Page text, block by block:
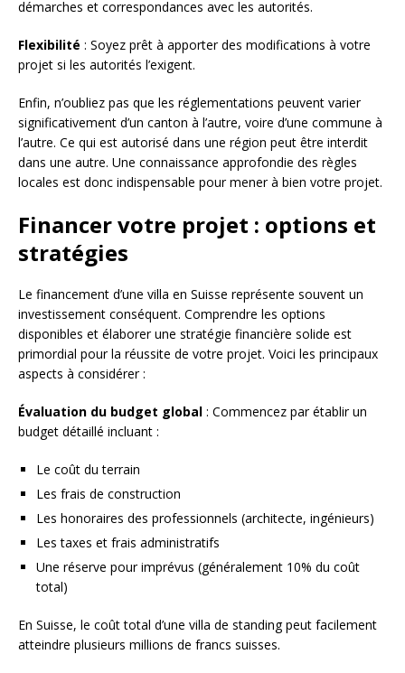
démarches et correspondances avec les autorités.
Flexibilité : Soyez prêt à apporter des modifications à votre
projet si les autorités l’exigent.
Enfin, n’oubliez pas que les réglementations peuvent varier
significativement d’un canton à l’autre, voire d’une commune à
l’autre. Ce qui est autorisé dans une région peut être interdit
dans une autre. Une connaissance approfondie des règles
locales est donc indispensable pour mener à bien votre projet.
Financer votre projet : options et
stratégies
Le financement d’une villa en Suisse représente souvent un
investissement conséquent. Comprendre les options
disponibles et élaborer une stratégie financière solide est
primordial pour la réussite de votre projet. Voici les principaux
aspects à considérer :
Évaluation du budget global : Commencez par établir un
budget détaillé incluant :
Le coût du terrain
Les frais de construction
Les honoraires des professionnels (architecte, ingénieurs)
Les taxes et frais administratifs
Une réserve pour imprévus (généralement 10% du coût
total)
En Suisse, le coût total d’une villa de standing peut facilement
atteindre plusieurs millions de francs suisses.